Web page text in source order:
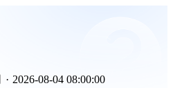
· 2026-08-04 08:00:00